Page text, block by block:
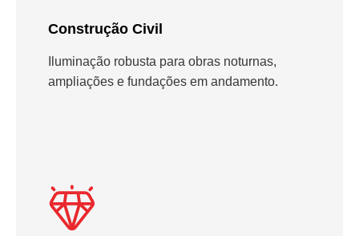
Construção Civil
Iluminação robusta para obras noturnas,
ampliações e fundações em andamento.